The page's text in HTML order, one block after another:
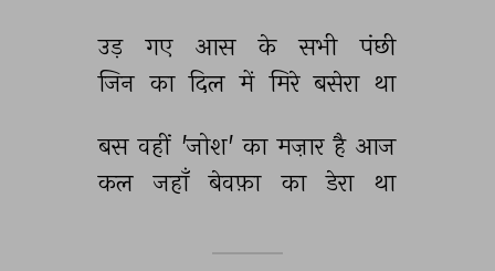
उड़ गए आस के सभी
पंछी
जिन का दिल में मिरे बसेरा था
बस वहीं 'जोश' का मज़ार है आज
कल
जहाँ बेवफ़ा का डेरा था